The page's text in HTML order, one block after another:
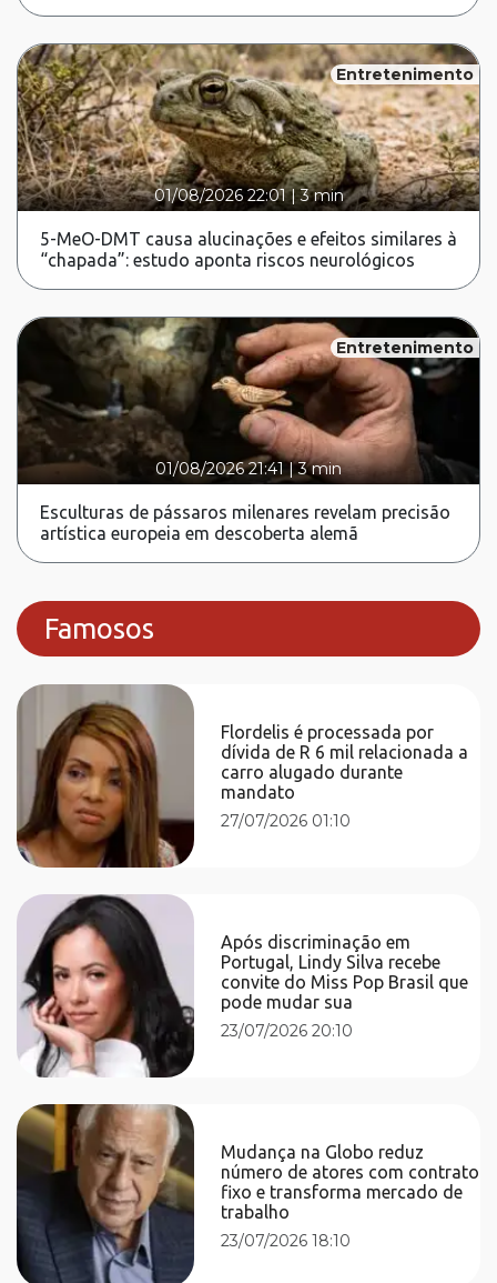
Entretenimento
01/08/2026 22:01|3 min
5-MeO-DMT causa alucinações e efeitos similares à
“chapada”: estudo aponta riscos neurológicos
Entretenimento
01/08/2026 21:41 |3 min
Esculturas de pássaros milenares revelam precisão
artística europeia em descoberta alemã
Famosos
Flordelis é processada por
dívida de R 6 mil relacionada a
carro alugado durante
mandato
27/07/2026 01:10
Após discriminação em
Portugal, Lindy Silva recebe
convite do Miss Pop Brasil que
pode mudar sua
23/07/2026 20:10
Mudança na Globo reduz
número de atores com contrato
fixo e transforma mercado de
trabalho
23/07/2026 18:10